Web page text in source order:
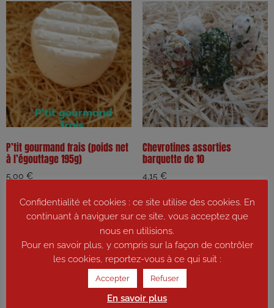
P’tit gourmand frais (poids net
à l’égouttage 195g)
5,00 €
Ajouter au panier
Chevrotines assorties
barquette de 10
4,15 €
Ajouter au panier
Confidentialité et cookies : ce site utilise des cookies. En
continuant à naviguer sur ce site, vous acceptez que
nous en utilisions.
Pour en savoir plus, y compris sur la façon de contrôler
les cookies, reportez-vous à ce qui suit :
Accepter Refuser
En savoir plus